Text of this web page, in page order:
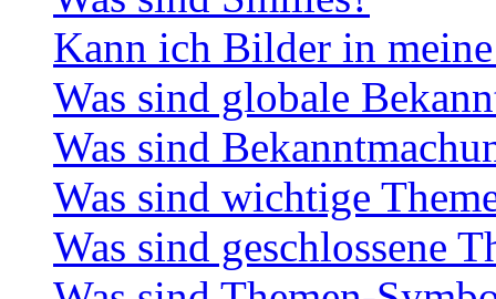
Kann ich Bilder in
Was sind globale
Was sind
Was sind wichtige
Was sind geschlossene